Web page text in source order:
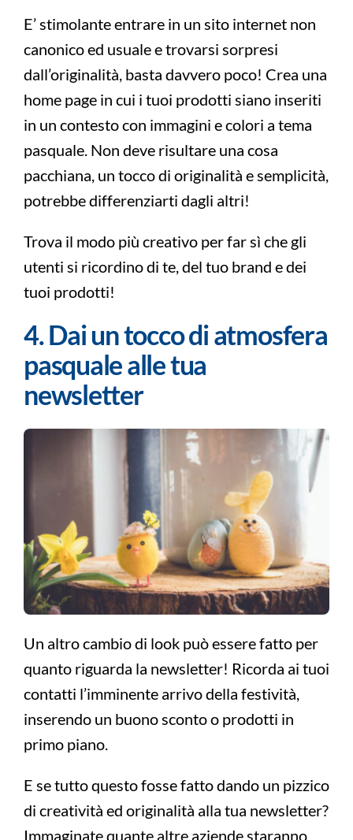
E’ stimolante entrare in un sito internet non
canonico ed usuale e trovarsi sorpresi
dall’originalità, basta davvero poco! Crea una
home page in cui i tuoi prodotti siano inseriti
in un contesto con immagini e colori a tema
pasquale. Non deve risultare una cosa
pacchiana, un tocco di originalità e semplicità,
potrebbe differenziarti dagli altri!
Trova il modo più creativo per far sì che gli
utenti si ricordino di te, del tuo brand e dei
tuoi prodotti!
4. Dai un tocco di atmosfera
pasquale alle tua
newsletter
Un altro cambio di look può essere fatto per
quanto riguarda la newsletter! Ricorda ai tuoi
contatti l’imminente arrivo della festività,
inserendo un buono sconto o prodotti in
primo piano.
E se tutto questo fosse fatto dando un pizzico
di creatività ed originalità alla tua newsletter?
Immaginate quante altre aziende staranno